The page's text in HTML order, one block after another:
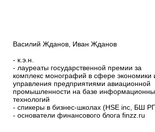
Василий Жданов, Иван Жданов
- к.э.н.
- лауреаты государственной премии за
комплекс монографий в сфере экономики
управления предприятиями авиационной
промышленности на базе
технологий
- спикеры в бизнес-школах (HSE inc, БШ
- основатели финансового блога finzz.ru